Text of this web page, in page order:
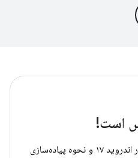
درباره ویژگی‌های اضافه شده در اندروید ۱۷ و نحوه پیاده‌سازی